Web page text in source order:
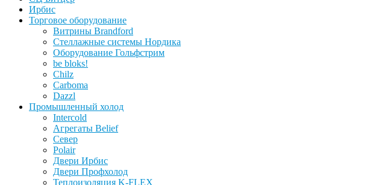
Ирбис
Торговое оборудование
Витрины Brandford
Стеллажные системы Нордика
Оборудование Гольфстрим
be bloks!
Chilz
Carboma
Dazzl
Промышленный холод
Intercold
Агрегаты Belief
Север
Polair
Двери Ирбис
Двери Профхолод
Теплоизоляция K-FLEX